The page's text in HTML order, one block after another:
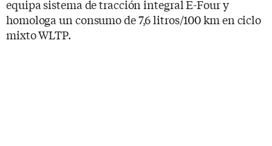
equipa sistema de tracción integral E-Four y
homologa un consumo de 7,6 litros/100 km en ciclo
mixto WLTP.